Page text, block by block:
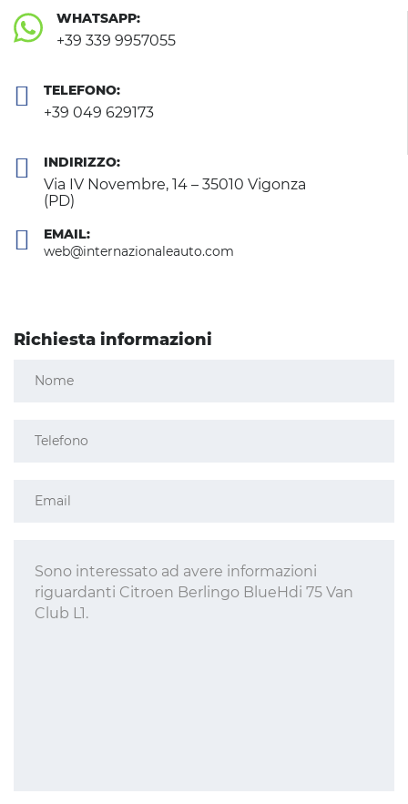
WHATSAPP:
+39 339 9957055
TELEFONO:
+39 049 629173
INDIRIZZO:
Via IV Novembre, 14 – 35010 Vigonza
(PD)
EMAIL:
web@internazionaleauto.com
Richiesta informazioni